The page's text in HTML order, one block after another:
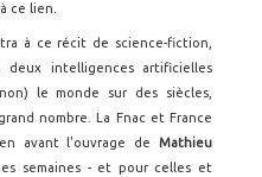
ce lien.
à ce récit de science-fiction,
, deux intelligences artificielles
le monde sur des siècles,
nombre. La Fnac et France
avant l'ouvrage de Mathieu
semaines - et pour celles et